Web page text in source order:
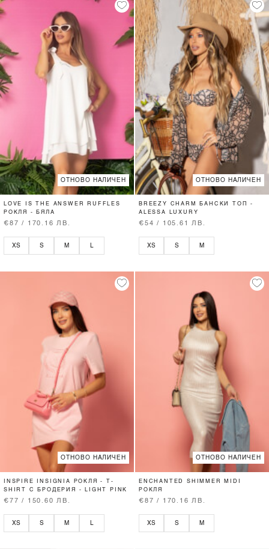
ОТНОВО НАЛИЧЕН
LOVE IS THE ANSWER RUFFLES
РОКЛЯ - БЯЛА
€87 / 170.16 ЛВ.
XS S M
ОТНОВО НАЛИЧЕН
BREEZY CHARM БАНСКИ ТОП -
ALESSA LUXURY
€54 / 105.61 ЛВ.
XS S M
ОТНОВО НАЛИЧЕН
INSPIRE INSIGNIA РОКЛЯ - T-
SHIRT С БРОДЕРИЯ - LIGHT PINK
€77 / 150.60 ЛВ.
XS S M L
ОТНОВО НАЛИЧЕН
ENCHANTED SHIMMER MIDI
РОКЛЯ
€87 / 170.16 ЛВ.
XS S M